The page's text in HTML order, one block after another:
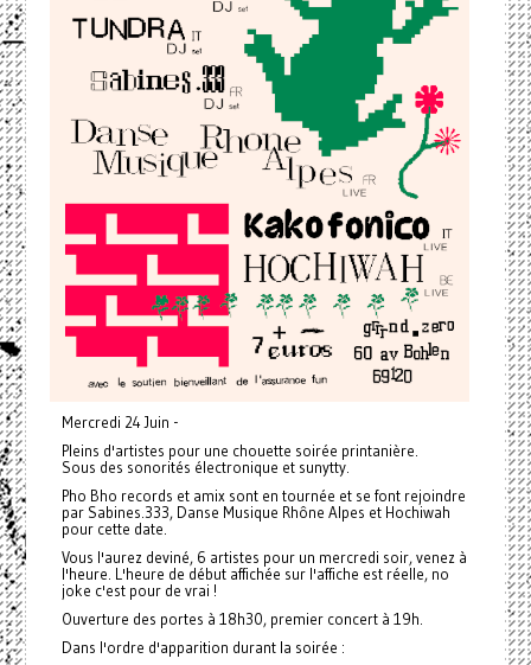
Mercredi 24 Juin -
Pleins d'artistes pour une chouette soirée printanière.
Sous des sonorités électronique et sunytty.
Pho Bho records et amix sont en tournée et se font rejoindre
par Sabines.333, Danse Musique Rhône Alpes et Hochiwah
pour cette date.
Vous l'aurez deviné, 6 artistes pour un mercredi soir, venez à
l'heure. L'heure de début affichée sur l'affiche est réelle, no
joke c'est pour de vrai !
Ouverture des portes à 18h30, premier concert à 19h.
Dans l'ordre d'apparition durant la soirée :